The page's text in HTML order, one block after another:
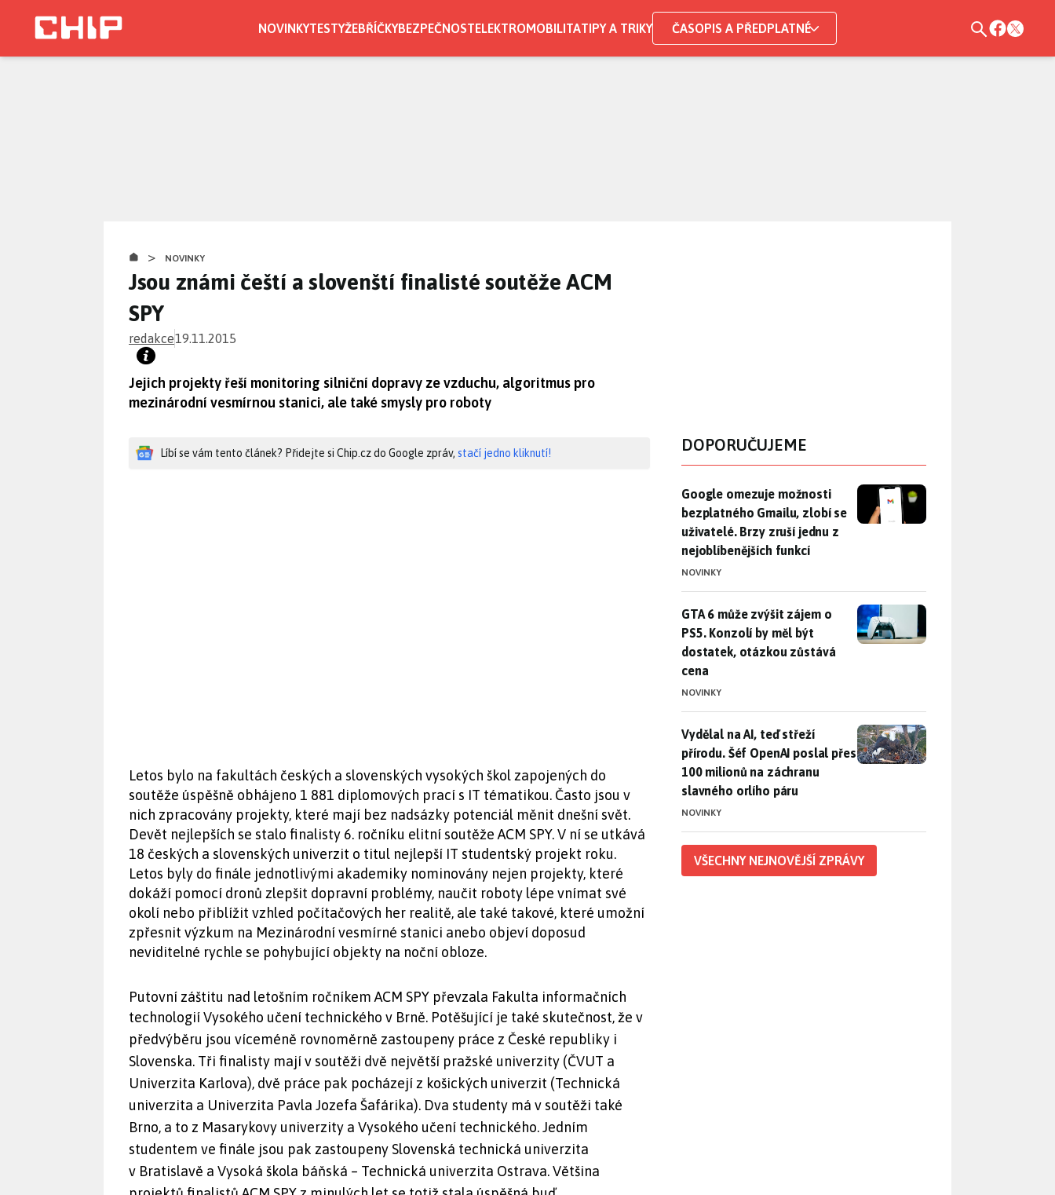
NOVINKYTESTYŽEBŘÍČKYBEZPEČNOSTELEKTROMOBILITATIPY A TRIKY ČASOPIS A PŘEDPLATNÉ
> NOVINKY
Jsou známi čeští a slovenští finalisté soutěže ACM
SPY
redakce19.11.2015
Jejich projekty řeší monitoring silniční dopravy ze vzduchu, algoritmus pro
mezinárodní vesmírnou stanici, ale také smysly pro roboty
Líbí se vám tento článek? Přidejte si Chip.cz do Google zpráv, stačí jedno kliknutí!
Letos bylo na fakultách českých a slovenských vysokých škol zapojených do
soutěže úspěšně obhájeno 1 881 diplomových prací s IT tématikou. Často jsou v
nich zpracovány projekty, které mají bez nadsázky potenciál měnit dnešní svět.
Devět nejlepších se stalo finalisty 6. ročníku elitní soutěže ACM SPY. V ní se utkává
18 českých a slovenských univerzit o titul nejlepší IT studentský projekt roku.
Letos byly do finále jednotlivými akademiky nominovány nejen projekty, které
dokáží pomocí dronů zlepšit dopravní problémy, naučit roboty lépe vnímat své
okolí nebo přiblížit vzhled počítačových her realitě, ale také takové, které umožní
zpřesnit výzkum na Mezinárodní vesmírné stanici anebo objeví doposud
neviditelné rychle se pohybující objekty na noční obloze.
Putovní záštitu nad letošním ročníkem ACM SPY převzala Fakulta informačních
technologií Vysokého učení technického v Brně. Potěšující je také skutečnost, že v
předvýběru jsou víceméně rovnoměrně zastoupeny práce z České republiky i
Slovenska. Tři finalisty mají v soutěži dvě největší pražské univerzity (ČVUT a
Univerzita Karlova), dvě práce pak pocházejí z košických univerzit (Technická
univerzita a Univerzita Pavla Jozefa Šafárika). Dva studenty má v soutěži také
Brno, a to z Masarykovy univerzity a Vysokého učení technického. Jedním
studentem ve finále jsou pak zastoupeny Slovenská technická univerzita
v Bratislavě a Vysoká škola báňská – Technická univerzita Ostrava.Většina
DOPORUČUJEME
Google omezuje možnosti bezplatného Gmailu, zlobí se
Google omezuje možnosti
bezplatného Gmailu, zlobí se
uživatelé. Brzy zruší jednu z
nejoblíbenějších funkcí
NOVINKY
GTA 6 může zvýšit zájem o PS5. Konzolí by měl být dostatek,
GTA 6 může zvýšit zájem o
PS5. Konzolí by měl být
dostatek, otázkou zůstává
cena
NOVINKY
Vydělal na AI, teď střeží přírodu. Šéf OpenAI poslal přes 100
Vydělal na AI, teď střeží
přírodu. Šéf OpenAI poslal přes
100 milionů na záchranu
slavného orlího páru
NOVINKY
VŠECHNY NEJNOVĚJŠÍ ZPRÁVY